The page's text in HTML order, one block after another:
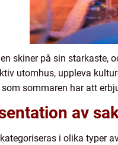
skiner på sin starkaste,
utomhus, uppleva
sommaren har att
av
i olika typer